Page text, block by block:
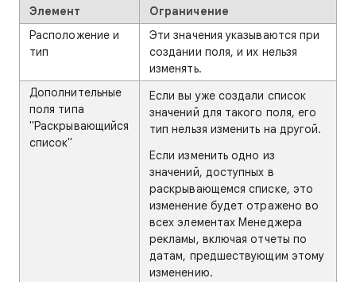
Элемент
Ограничение
Расположение и
тип
Эти значения указываются при
создании поля, и их нельзя
изменять.
Дополнительные
поля типа
"Раскрывающийся
список"
Если вы уже создали список
значений для такого поля, его
тип нельзя изменить на другой.
Если изменить одно из
значений, доступных в
раскрывающемся списке, это
изменение будет отражено во
всех элементах Менеджера
рекламы, включая отчеты по
датам, предшествующим этому
изменению.